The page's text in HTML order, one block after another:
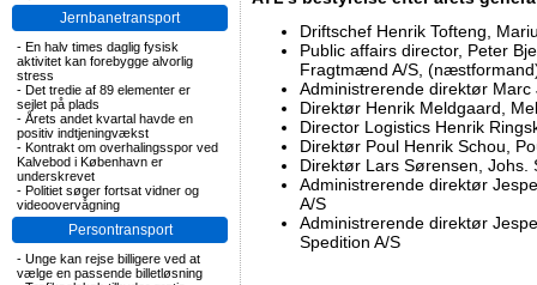
Jernbanetransport
- En halv times daglig fysisk
aktivitet kan forebygge alvorlig
stress
- Det tredie af 89 elementer er
sejlet på plads
- Årets andet kvartal havde en
positiv indtjeningvækst
- Kontrakt om overhalingsspor ved
Kalvebod i København er
underskrevet
- Politiet søger fortsat vidner og
videoovervågning
Persontransport
- Unge kan rejse billigere ved at
vælge en passende billetløsning
Driftschef Henrik Tofteng,
Public affairs director, Peter
Fragtmænd A/S,
Administrerende direktør Marc
Direktør Henrik Meldgaard,
Director Logistics Henrik
Direktør Poul Henrik Schou,
Direktør Lars Sørensen, Johs.
Administrerende direktør
A/S
Administrerende direktør
Spedition A/S